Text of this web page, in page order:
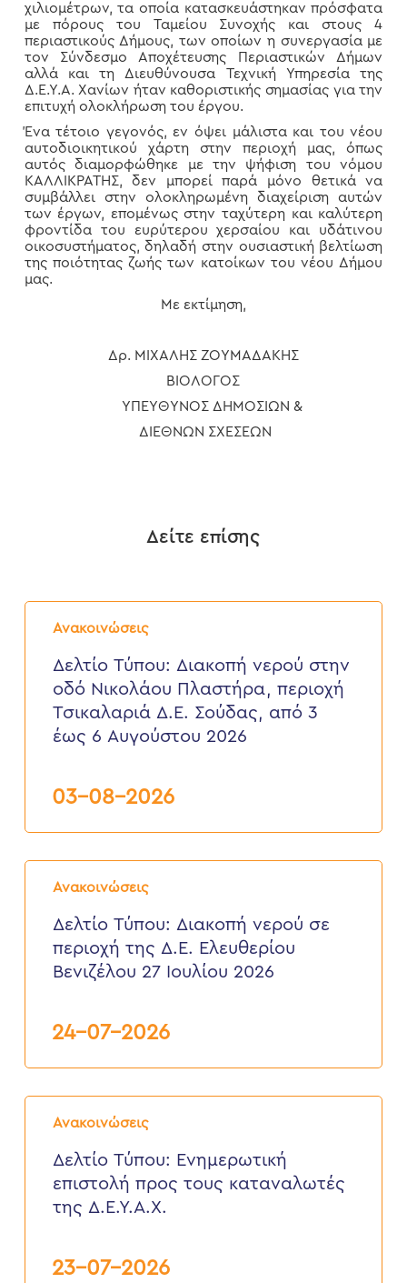
χιλιομέτρων, τα οποία κατασκευάστηκαν πρόσφατα
με πόρους του Ταμείου Συνοχής και στους 4
περιαστικούς Δήμους, των οποίων η συνεργασία με
τον Σύνδεσμο Αποχέτευσης Περιαστικών Δήμων
αλλά και τη Διευθύνουσα Τεχνική Υπηρεσία της
Δ.Ε.Υ.Α. Χανίων ήταν καθοριστικής σημασίας για την
επιτυχή ολοκλήρωση του έργου.
Ένα τέτοιο γεγονός, εν όψει μάλιστα και του νέου
αυτοδιοικητικού χάρτη στην περιοχή μας, όπως
αυτός διαμορφώθηκε με την ψήφιση του νόμου
ΚΑΛΛΙΚΡΑΤΗΣ, δεν μπορεί παρά μόνο θετικά να
συμβάλλει στην ολοκληρωμένη διαχείριση αυτών
των έργων, επομένως στην ταχύτερη και καλύτερη
φροντίδα του ευρύτερου χερσαίου και υδάτινου
οικοσυστήματος, δηλαδή στην ουσιαστική βελτίωση
της ποιότητας ζωής των κατοίκων του νέου Δήμου
μας.
Με εκτίμηση,
Δρ. ΜΙΧΑΛΗΣ ΖΟΥΜΑΔΑΚΗΣ
ΒΙΟΛΟΓΟΣ
ΥΠΕΥΘΥΝΟΣ ΔΗΜΟΣΙΩΝ &
ΔΙΕΘΝΩΝ ΣΧΕΣΕΩΝ
Δείτε επίσης
Ανακοινώσεις
Δελτίο
Τύπου:
νερού
στην
Νικολάου
Πλαστήρα,
περιοχή
Σούδας,
έως
2026
Δελτίο Τύπου: Διακοπή νερού στην
οδό Νικολάου Πλαστήρα, περιοχή
Τσικαλαριά Δ.Ε. Σούδας, από 3
έως 6 Αυγούστου 2026
03-08-2026
Ανακοινώσεις
Δελτίο
Τύπου:
νερού
περιοχή
2026
Δελτίο Τύπου: Διακοπή νερού σε
περιοχή της Δ.Ε. Ελευθερίου
Βενιζέλου 27 Ιουλίου 2026
24-07-2026
Ανακοινώσεις
Δελτίο
Τύπου:
επιστολή
προς
τους
καταναλωτές
Δελτίο Τύπου: Eνημερωτική
επιστολή προς τους καταναλωτές
της Δ.Ε.Υ.Α.Χ.
23-07-2026